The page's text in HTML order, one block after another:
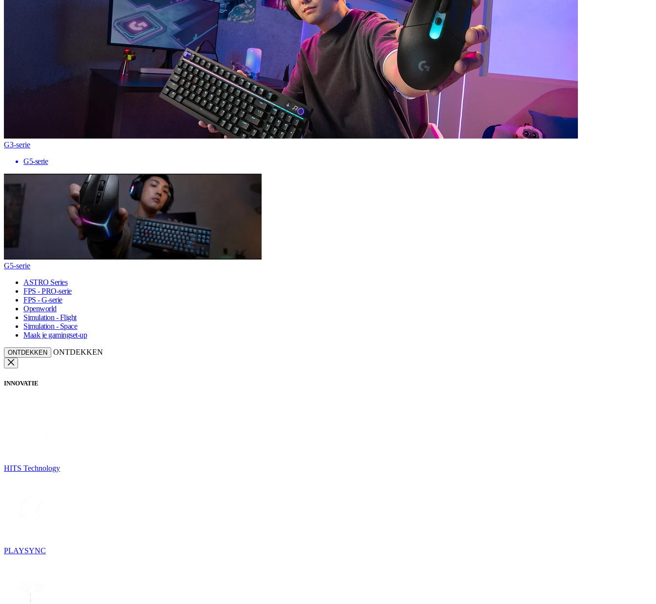
G3-serie
G5-serie
G5-serie
ASTRO Series
FPS - PRO-serie
FPS - G-serie
Openworld
Simulation - Flight
Simulation - Space
Maak je gamingset-up
ONTDEKKEN ONTDEKKEN
INNOVATIE
HITS Technology
PLAYSYNC